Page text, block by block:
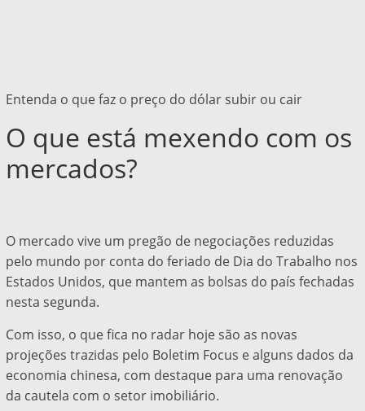
Entenda o que faz o preço do dólar subir ou cair
O que está mexendo com os
mercados?
O mercado vive um pregão de negociações reduzidas
pelo mundo por conta do feriado de Dia do Trabalho nos
Estados Unidos, que mantem as bolsas do país fechadas
nesta segunda.
Com isso, o que fica no radar hoje são as novas
projeções trazidas pelo Boletim Focus e alguns dados da
economia chinesa, com destaque para uma renovação
da cautela com o setor imobiliário.